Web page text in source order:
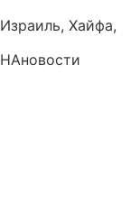
Израиль, Хайфа,
НАновости